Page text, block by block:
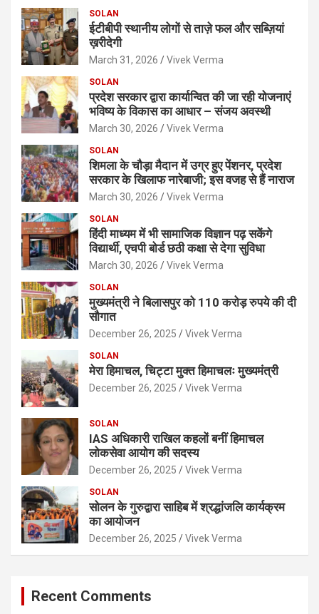
SOLAN
ईटीबीपी स्थानीय लोगों से ताज़े फल और सब्ज़ियां
ख़रीदेगी
March 31, 2026 Vivek Verma
SOLAN
प्रदेश सरकार द्वारा कार्यान्वित की जा रही योजनाएं
भविष्य के विकास का आधार – संजय अवस्थी
March 30, 2026 Vivek Verma
SOLAN
शिमला के चौड़ा मैदान में उग्र हुए पेंशनर, प्रदेश
सरकार के खिलाफ नारेबाजी; इस वजह से हैं नाराज
March 30, 2026 Vivek Verma
SOLAN
हिंदी माध्यम में भी सामाजिक विज्ञान पढ़ सकेंगे
विद्यार्थी, एचपी बोर्ड छठी कक्षा से देगा सुविधा
March 30, 2026 Vivek Verma
SOLAN
मुख्यमंत्री ने बिलासपुर को 110 करोड़ रुपये की दी
सौगात
December 26, 2025 Vivek Verma
SOLAN
मेरा हिमाचल, चिट्टा मुक्त हिमाचलः मुख्यमंत्री
December 26, 2025 Vivek Verma
SOLAN
IAS अधिकारी राखिल कहलों बनीं हिमाचल
लोकसेवा आयोग की सदस्य
December 26, 2025 Vivek Verma
SOLAN
सोलन के गुरुद्वारा साहिब में श्रद्धांजलि कार्यक्रम
का आयोजन
December 26, 2025 Vivek Verma
Recent Comments